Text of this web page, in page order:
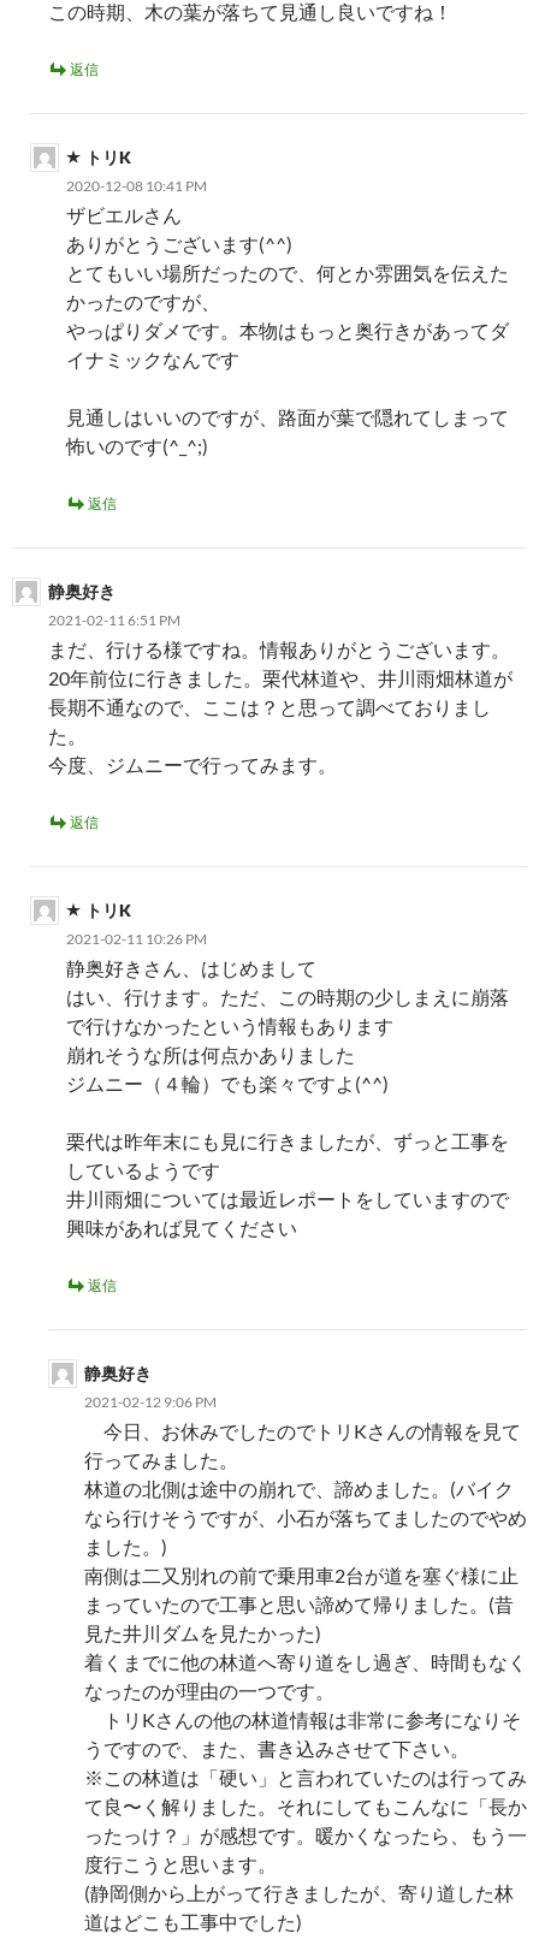
この時期、木の葉が落ちて見通し良いですね！
返信
トリK
2020-12-08 10:41 PM
ザビエルさん
ありがとうございます(^^)
とてもいい場所だったので、何とか雰囲気を伝えた
かったのですが、
やっぱりダメです。本物はもっと奥行きがあってダ
イナミックなんです
見通しはいいのですが、路面が葉で隠れてしまって
怖いのです(^_^;)
返信
静奥好き
2021-02-11 6:51 PM
まだ、行ける様ですね。情報ありがとうございます。
20年前位に行きました。栗代林道や、井川雨畑林道が
長期不通なので、ここは？と思って調べておりまし
た。
今度、ジムニーで行ってみます。
返信
トリK
2021-02-11 10:26 PM
静奥好きさん、はじめまして
はい、行けます。ただ、この時期の少しまえに崩落
で行けなかったという情報もあります
崩れそうな所は何点かありました
ジムニー（４輪）でも楽々ですよ(^^)
栗代は昨年末にも見に行きましたが、ずっと工事を
しているようです
井川雨畑については最近レポートをしていますので
興味があれば見てください
返信
静奥好き
2021-02-12 9:06 PM
今日、お休みでしたのでトリKさんの情報を見て
行ってみました。
林道の北側は途中の崩れで、諦めました。(バイク
なら行けそうですが、小石が落ちてましたのでやめ
ました。)
南側は二又別れの前で乗用車2台が道を塞ぐ様に止
まっていたので工事と思い諦めて帰りました。(昔
見た井川ダムを見たかった)
着くまでに他の林道へ寄り道をし過ぎ、時間もなく
なったのが理由の一つです。
トリKさんの他の林道情報は非常に参考になりそ
うですので、また、書き込みさせて下さい。
※この林道は「硬い」と言われていたのは行ってみ
て良〜く解りました。それにしてもこんなに「長か
ったっけ？」が感想です。暖かくなったら、もう一
度行こうと思います。
(静岡側から上がって行きましたが、寄り道した林
道はどこも工事中でした)